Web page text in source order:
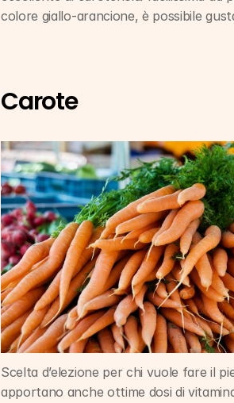
colore giallo-arancione, è possibile
Carote
Scelta d’elezione per chi vuole fare il
apportano anche ottime dosi di